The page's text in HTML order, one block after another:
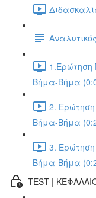
1.Ερώτηση
Βήμα-Βήμα
2.
Βήμα-Βήμα
3.
Βήμα-Βήμα
TEST |